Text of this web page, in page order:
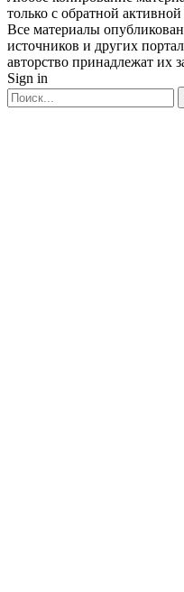
только с обратной
Все материалы
источников и других
авторство принадлежат их
Sign in